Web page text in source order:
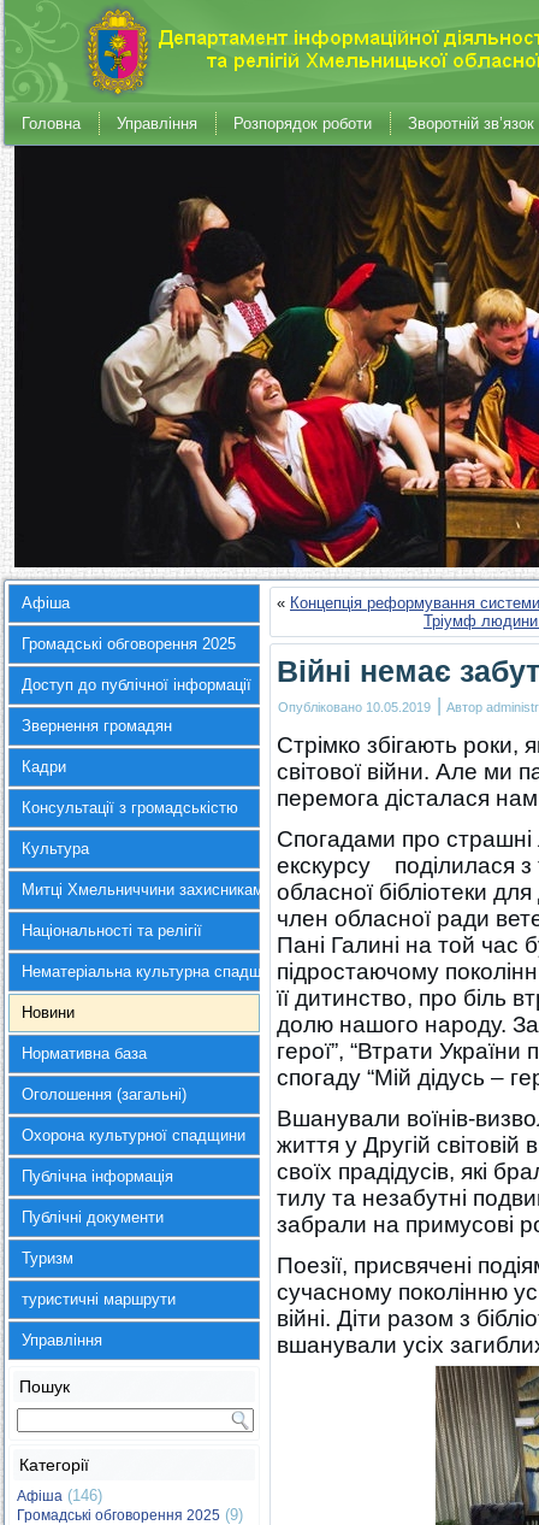
Головна Управління Розпорядок роботи Зворотній зв’язок
Афіша
Громадські обговорення 2025
Доступ до публічної інформації
Звернення громадян
Кадри
Консультації з громадськістю
Культура
Митці Хмельниччини захисникам України
Національності та релігії
Нематеріальна культурна спадщина
Новини
Нормативна база
Оголошення (загальні)
Охорона культурної спадщини
Публічна інформація
Публічні документи
Туризм
туристичні маршрути
Управління
Пошук
Категорії
Афіша (146)
Громадські обговорення 2025 (9)
« Концепція реформування
Тріумф людини.
Війні немає
Опубліковано 10.05.2019 | Автор
Стрімко збігають роки,
світової війни. Але ми
перемога дісталася
Спогадами про страшні
екскурсу поділилася
обласної бібліотеки
член обласної ради
Пані Галині на той час
підростаючому
її дитинство, про біль
долю нашого народу.
герої”, “Втрати України
спогаду “Мій дідусь –
Вшанували воїнів-
життя у Другій світовій
своїх прадідусів, які
тилу та незабутні
забрали на примусові
Поезії, присвячені
сучасному поколінню
війні. Діти разом з
вшанували усіх